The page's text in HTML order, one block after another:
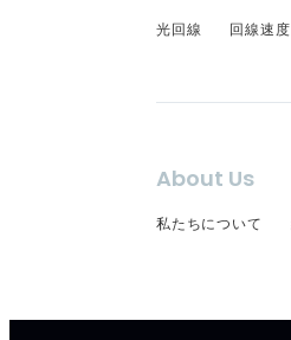
光回線 回線速度
About Us
私たちについて